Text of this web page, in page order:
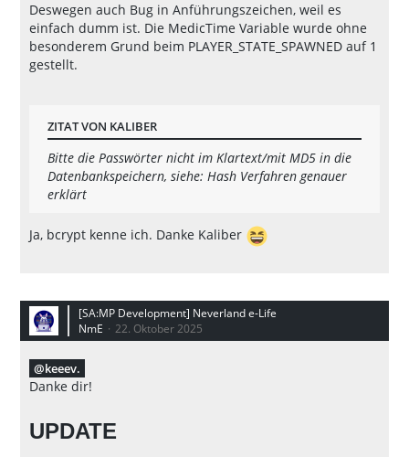
Deswegen auch Bug in Anführungszeichen, weil es
einfach dumm ist. Die MedicTime Variable wurde ohne
besonderem Grund beim PLAYER_STATE_SPAWNED auf 1
gestellt.
ZITAT VON KALIBER
Bitte die Passwörter nicht im Klartext/mit MD5 in die
Datenbankspeichern, siehe: Hash Verfahren genauer
erklärt
Ja, bcrypt kenne ich. Danke Kaliber
[SA:MP Development] Neverland e-Life
NmE
22. Oktober 2025
keeev.
Danke dir!
UPDATE